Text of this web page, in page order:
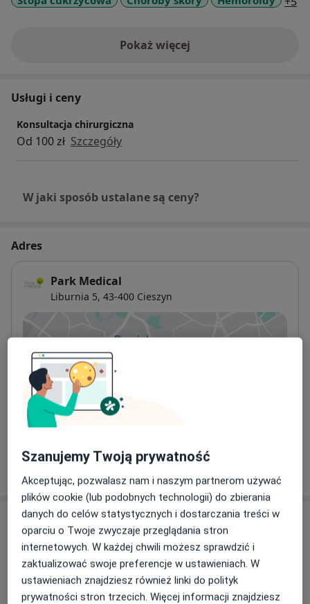
stopy cukrzycowej.
Ponadto oferuję szeroką gamę procedur
diagnostycznych i leczniczych dla pacjentów ze
Pokaż więcejo doświadczeniu
Usługi i ceny
Konsultacja chirurgiczna
Od 100 zł Szczegóły
W jaki sposób ustalane są ceny?
Adres
Park Medical
Liburnia 5, 43-400 Cieszyn
Powiększ mapę
Dostępność
W tym gabinecie nie można umawiać wizyt przez
internet
Co mam zrobić w tej sytuacji?
Pokaż więcej
o adresie
Ubezpieczenia - brak akceptowanych
Ten specjalista przyjmuje wyłącznie pacjentów
prywatnych. Możesz opłacić wizytę samodzielnie lub
znaleźć innego specjalistę, który akceptuje Twoje
ubezpieczenie.
Szanujemy Twoją prywatność
Akceptując, pozwalasz nam i naszym partnerom używać
plików cookie (lub podobnych technologii) do zbierania
danych do celów statystycznych i dostarczania treści w
oparciu o Twoje zwyczaje przeglądania stron
internetowych. W każdej chwili możesz sprawdzić i
zaktualizować swoje preferencje w ustawieniach. W
ustawieniach znajdziesz również linki do polityk
prywatności stron trzecich. Więcej informacji znajdziesz